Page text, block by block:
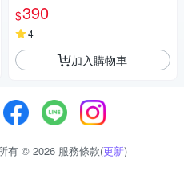
粉XL-4L)-J214眼圈熊中大尺碼
$390
4
加入購物車
有 © 2026 服務條款(更新)